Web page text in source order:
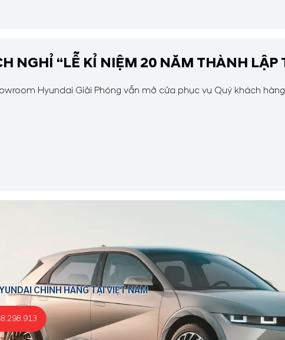
NGHỈ “LỄ KỈ NIỆM 20 NĂM THÀNH LẬP
Hyundai Giải Phóng vẫn mở cửa phục vụ Quý khách
CHÍNH HÃNG TẠI VIỆT NAM